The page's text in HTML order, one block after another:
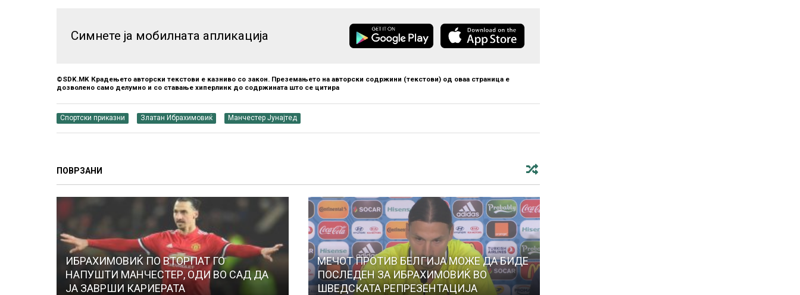
Симнете ја мобилната апликација
©SDK.MK Крадењето авторски текстови е казниво со закон. Преземањето на авторски содржини (текстови) од оваа страница е
дозволено само делумно и со ставање хиперлинк до содржината што се цитира
Спортски приказни Златан Ибрахимовиќ Манчестер Јунајтед
ПОВРЗАНИ
ИБРАХИМОВИЌ ПО ВТОРПАТ ГО
НАПУШТИ МАНЧЕСТЕР, ОДИ ВО САД ДА
ЈА ЗАВРШИ КАРИЕРАТА
МЕЧОТ ПРОТИВ БЕЛГИЈА МОЖЕ ДА БИДЕ
ПОСЛЕДЕН ЗА ИБРАХИМОВИЌ ВО
ШВЕДСКАТА РЕПРЕЗЕНТАЦИЈА